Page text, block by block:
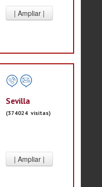
Sevilla
(374024 visitas)